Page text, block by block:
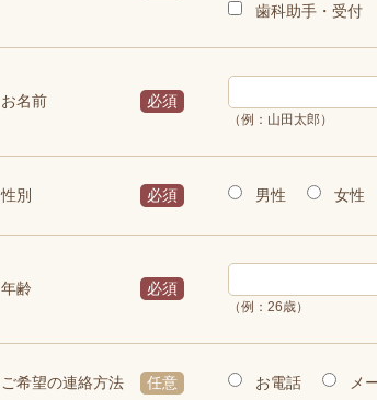
歯科助手・受付
お名前 必須
（例：山田太郎）
性別 必須 男性 女性
年齢 必須
（例：26歳）
ご希望の連絡方法 任意 お電話 メ